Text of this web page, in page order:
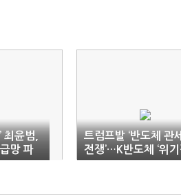
최윤범,
망 파
트럼프발 ‘반도체 관
전쟁’…K반도체 ‘위기